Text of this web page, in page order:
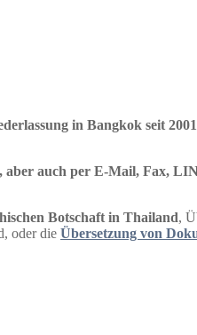
in Bangkok seit 2001
auch per E-Mail, Fax,
Botschaft in Thailand,
oder die Übersetzung von